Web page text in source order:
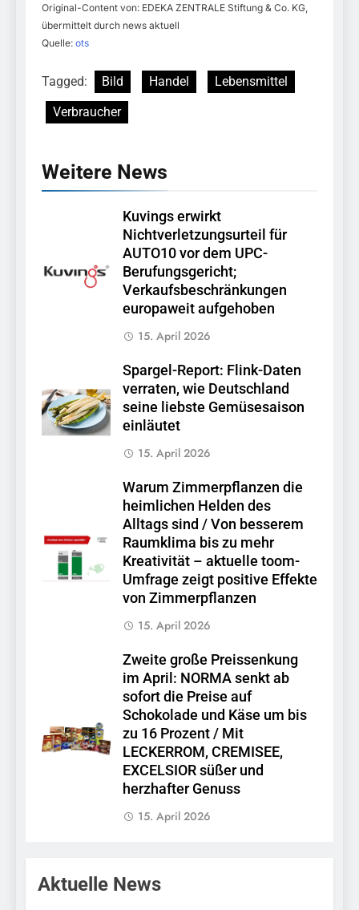
Original-Content von: EDEKA ZENTRALE Stiftung & Co. KG,
übermittelt durch news aktuell
Quelle: ots
Tagged: Bild Handel
Lebensmittel
Verbraucher
Weitere News
Kuvings erwirkt
Nichtverletzungsurteil für
AUTO10 vor dem UPC-
Berufungsgericht;
Verkaufsbeschränkungen
europaweit aufgehoben
15. April 2026
Spargel-Report: Flink-Daten
verraten, wie Deutschland
seine liebste Gemüsesaison
einläutet
15. April 2026
Warum Zimmerpflanzen die
heimlichen Helden des
Alltags sind / Von besserem
Raumklima bis zu mehr
Kreativität – aktuelle toom-
Umfrage zeigt positive Effekte
von Zimmerpflanzen
15. April 2026
Zweite große Preissenkung
im April: NORMA senkt ab
sofort die Preise auf
Schokolade und Käse um bis
zu 16 Prozent / Mit
LECKERROM, CREMISEE,
EXCELSIOR süßer und
herzhafter Genuss
15. April 2026
Aktuelle News